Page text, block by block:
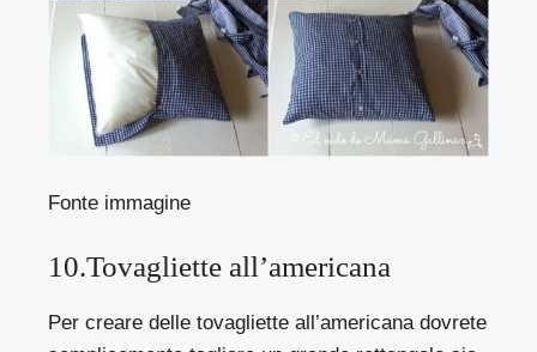
Fonte immagine
10.Tovagliette all’americana
Per creare delle tovagliette all’americana dovrete